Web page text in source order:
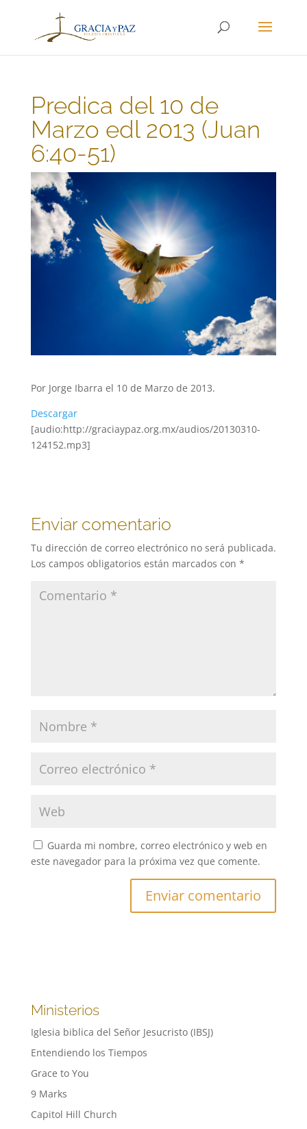
Predica del 10 de
Marzo edl 2013 (Juan
6:40-51)
Por Jorge Ibarra el 10 de Marzo de 2013.
Descargar
[audio:http://graciaypaz.org.mx/audios/20130310-
124152.mp3]
Enviar comentario
Tu dirección de correo electrónico no será publicada.
Los campos obligatorios están marcados con *
Guarda mi nombre, correo electrónico y web en
este navegador para la próxima vez que comente.
Ministerios
Iglesia biblica del Señor Jesucristo (IBSJ)
Entendiendo los Tiempos
Grace to You
9 Marks
Capitol Hill Church